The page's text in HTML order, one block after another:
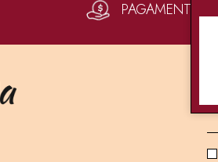
PAGAMENTI